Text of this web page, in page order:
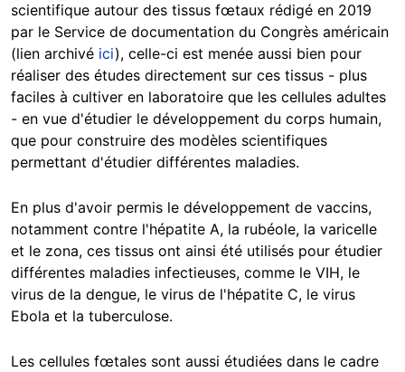
scientifique autour des tissus fœtaux rédigé en 2019
par le Service de documentation du Congrès américain
(lien archivé ici), celle-ci est menée aussi bien pour
réaliser des études directement sur ces tissus - plus
faciles à cultiver en laboratoire que les cellules adultes
- en vue d'étudier le développement du corps humain,
que pour construire des modèles scientifiques
permettant d'étudier différentes maladies.
En plus d'avoir permis le développement de vaccins,
notamment contre l'hépatite A, la rubéole, la varicelle
et le zona, ces tissus ont ainsi été utilisés pour étudier
différentes maladies infectieuses, comme le VIH, le
virus de la dengue, le virus de l'hépatite C, le virus
Ebola et la tuberculose.
Les cellules fœtales sont aussi étudiées dans le cadre